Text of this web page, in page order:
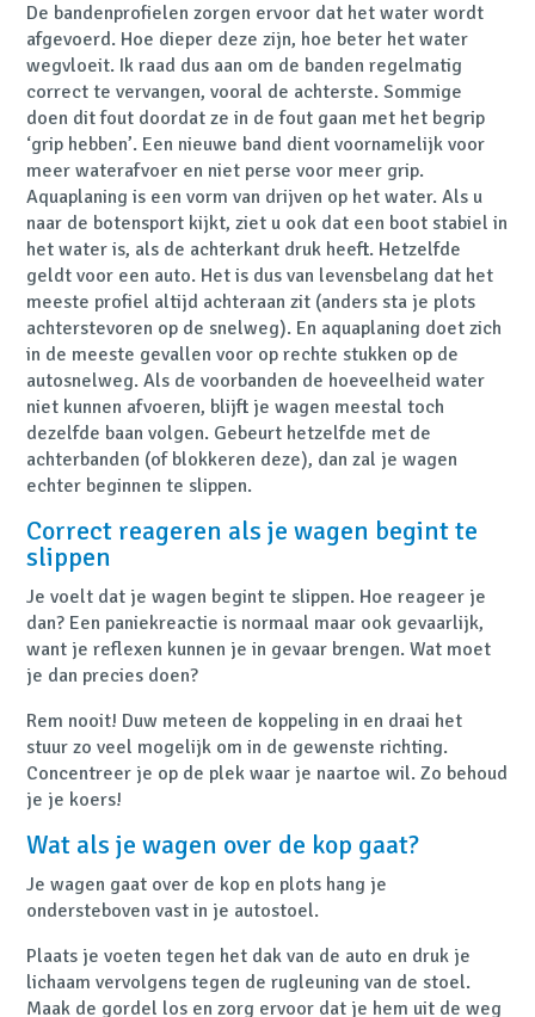
De bandenprofielen zorgen ervoor dat het water wordt
afgevoerd. Hoe dieper deze zijn, hoe beter het water
wegvloeit. Ik raad dus aan om de banden regelmatig
correct te vervangen, vooral de achterste. Sommige
doen dit fout doordat ze in de fout gaan met het begrip
‘grip hebben’. Een nieuwe band dient voornamelijk voor
meer waterafvoer en niet perse voor meer grip.
Aquaplaning is een vorm van drijven op het water. Als u
naar de botensport kijkt, ziet u ook dat een boot stabiel in
het water is, als de achterkant druk heeft. Hetzelfde
geldt voor een auto. Het is dus van levensbelang dat het
meeste profiel altijd achteraan zit (anders sta je plots
achterstevoren op de snelweg). En aquaplaning doet zich
in de meeste gevallen voor op rechte stukken op de
autosnelweg. Als de voorbanden de hoeveelheid water
niet kunnen afvoeren, blijft je wagen meestal toch
dezelfde baan volgen. Gebeurt hetzelfde met de
achterbanden (of blokkeren deze), dan zal je wagen
echter beginnen te slippen.
Correct reageren als je wagen begint te
slippen
Je voelt dat je wagen begint te slippen. Hoe reageer je
dan? Een paniekreactie is normaal maar ook gevaarlijk,
want je reflexen kunnen je in gevaar brengen. Wat moet
je dan precies doen?
Rem nooit! Duw meteen de koppeling in en draai het
stuur zo veel mogelijk om in de gewenste richting.
Concentreer je op de plek waar je naartoe wil. Zo behoud
je je koers!
Wat als je wagen over de kop gaat?
Je wagen gaat over de kop en plots hang je
ondersteboven vast in je autostoel.
Plaats je voeten tegen het dak van de auto en druk je
lichaam vervolgens tegen de rugleuning van de stoel.
Maak de gordel los en zorg ervoor dat je hem uit de weg